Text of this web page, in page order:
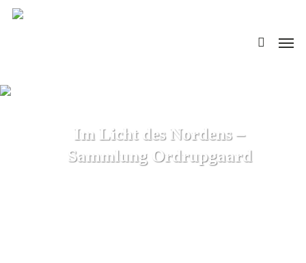
Skip
Menu
Im Licht des Nordens –
Sammlung Ordrupgaard